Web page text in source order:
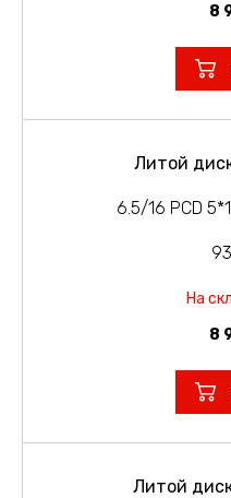
8
Литой
6.5/16 PCD
На
8
Литой